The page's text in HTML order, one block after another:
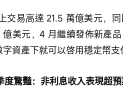
交易高達 21.5 萬億美元，
美元，4 月繼續發佈新產
資產下就可以啓用穩定幣支
驚豔：非利息收入表現超